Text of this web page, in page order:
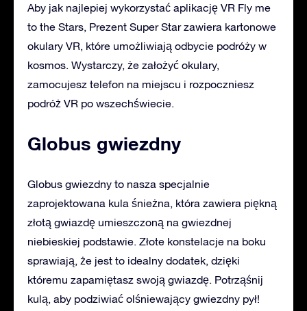
Aby jak najlepiej wykorzystać aplikację VR Fly me
to the Stars, Prezent Super Star zawiera kartonowe
okulary VR, które umożliwiają odbycie podróży w
kosmos. Wystarczy, że założyć okulary,
zamocujesz telefon na miejscu i rozpoczniesz
podróż VR po wszechświecie.
Globus gwiezdny
Globus gwiezdny to nasza specjalnie
zaprojektowana kula śnieżna, która zawiera piękną
złotą gwiazdę umieszczoną na gwiezdnej
niebieskiej podstawie. Złote konstelacje na boku
sprawiają, że jest to idealny dodatek, dzięki
któremu zapamiętasz swoją gwiazdę. Potrząśnij
kulą, aby podziwiać olśniewający gwiezdny pył!